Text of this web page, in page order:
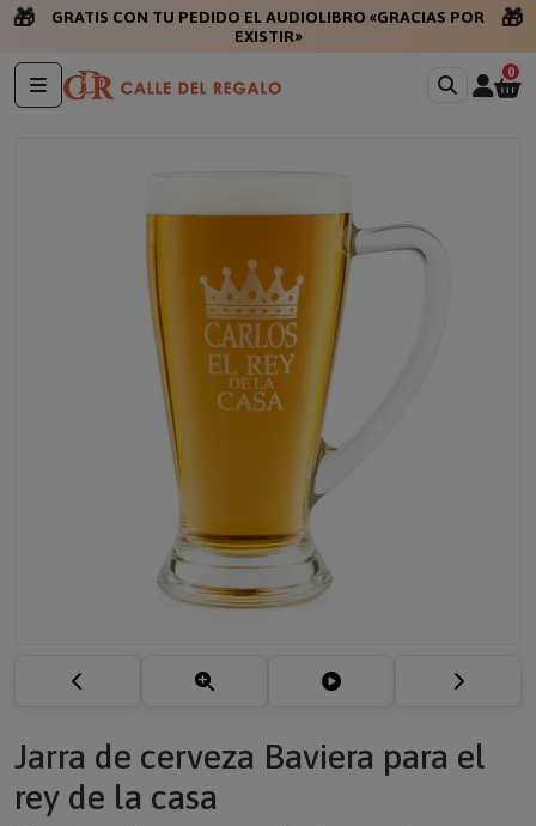
🎁
GRATIS CON TU PEDIDO EL AUDIOLIBRO «GRACIAS POR
EXISTIR»
🎁
0
Jarra de cerveza Baviera para el
rey de la casa